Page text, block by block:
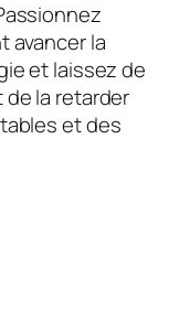
avancer la
et laissez de
la retarder
et des